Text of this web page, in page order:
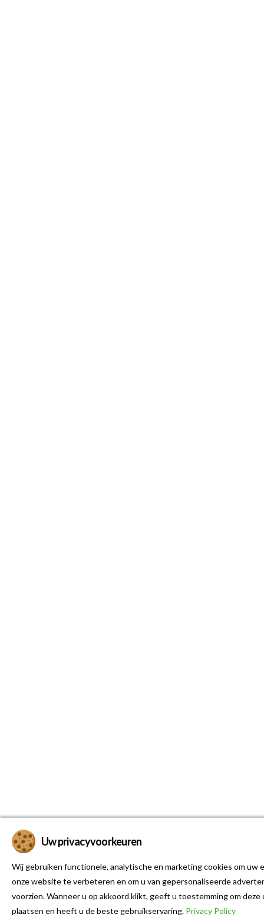
Uw privacyvoorkeuren
Wij gebruiken functionele, analytische en marketing cookies om uw
onze website te verbeteren en om u van gepersonaliseerde
voorzien. Wanneer u op akkoord klikt, geeft u toestemming om deze
plaatsen en heeft u de beste gebruikservaring. Privacy Policy